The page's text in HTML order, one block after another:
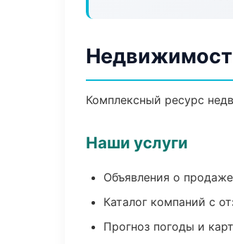
Комплексный ресурс
Наши услуги
Объявления о
Каталог компаний с
Прогноз погоды и